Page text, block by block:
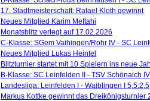
17. Stadtmeisterschaft: Rafael Kloth gewinnt
Neues Mitglied Karim Meftahi
Monatsblitz verlegt auf 17.02.2026
C-Klasse: SGem Vaihingen/Rohr IV - SC
Neues Mitglied Lukas Heintel
Blitzturnier startet mit 10 Spielern ins neue
B-Klasse: SC Leinfelden II - TSV Schönaich
Landesliga: Leinfelden I - Waiblingen I 5,5:2,5
Markus Kottke gewinnt das Dreikönigsturnier